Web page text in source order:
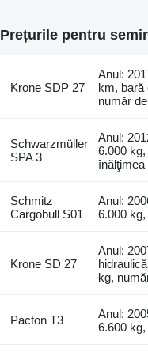
Prețurile pentru
Krone SDP 27
Anul:
km, bară
număr
Schwarzmüller
SPA 3
Anul:
6.000
înălţimea
Schmitz
Cargobull S01
Anul:
6.000
Krone SD 27
Anul:
kg,
Pacton T3
Anul:
6.600